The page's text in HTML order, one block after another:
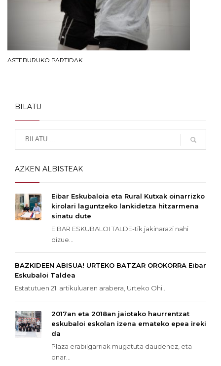
ASTEBURUKO PARTIDAK
BILATU
AZKEN ALBISTEAK
Eibar Eskubaloia eta Rural Kutxak oinarrizko
kirolari laguntzeko lankidetza hitzarmena
sinatu dute
EIBAR ESKUBALOI TALDE-tik jakinarazi nahi
dizue...
BAZKIDEEN ABISUA! URTEKO BATZAR OROKORRA Eibar
Eskubaloi Taldea
Estatutuen 21. artikuluaren arabera, Urteko Ohi...
2017an eta 2018an jaiotako haurrentzat
eskubaloi eskolan izena emateko epea ireki
da
Plaza erabilgarriak mugatuta daudenez, eta
onar...